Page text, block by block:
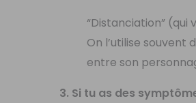
“Distanciation” (qui
On l’utilise
entre son
3. Si tu as des